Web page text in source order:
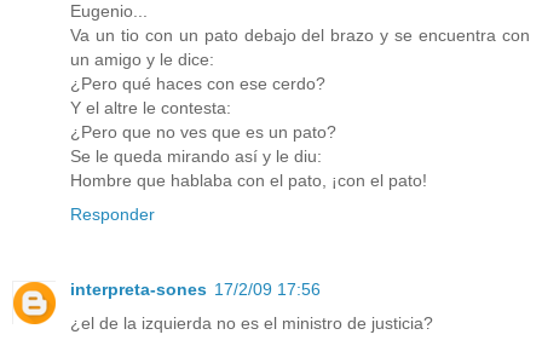
Eugenio...
Va un tio con un pato debajo del brazo y se encuentra con
un amigo y le dice:
¿Pero qué haces con ese cerdo?
Y el altre le contesta:
¿Pero que no ves que es un pato?
Se le queda mirando así y le diu:
Hombre que hablaba con el pato, ¡con el pato!
Responder
interpreta-sones 17/2/09 17:56
¿el de la izquierda no es el ministro de justicia?